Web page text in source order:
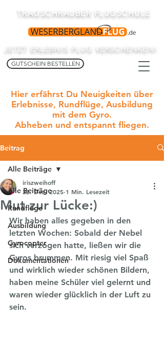
JETZT ERLEBNIS FLUG VERSCHENKEN!
GUTSCHEIN BESTELLEN
TRAGSCHRAUBER FLUGSCHULE
Hier erfährst Du Neuigkeiten über
Erlebnisse, Rundflüge, Ausbildung
mit dem Gyro.
Abheben und entspannt fliegen.
Beitrag
Alle Beiträge
Rundflüge
Ausbildung
Gyrocopter
Dokumentationen
Alle Beiträge
Mut zur Lücke:)
iriszweihoff
22. Dez. 2025 1 Min. Lesezeit
Wir haben alles gegeben in den
letzten Wochen: Sobald der Nebel
sich verzogen hatte, ließen wir die
Gyros brummen. Mit riesig viel Spaß
und wirklich wieder schönen Bildern,
haben meine Schüler viel gelernt und
waren wieder glücklich in der Luft zu
sein.